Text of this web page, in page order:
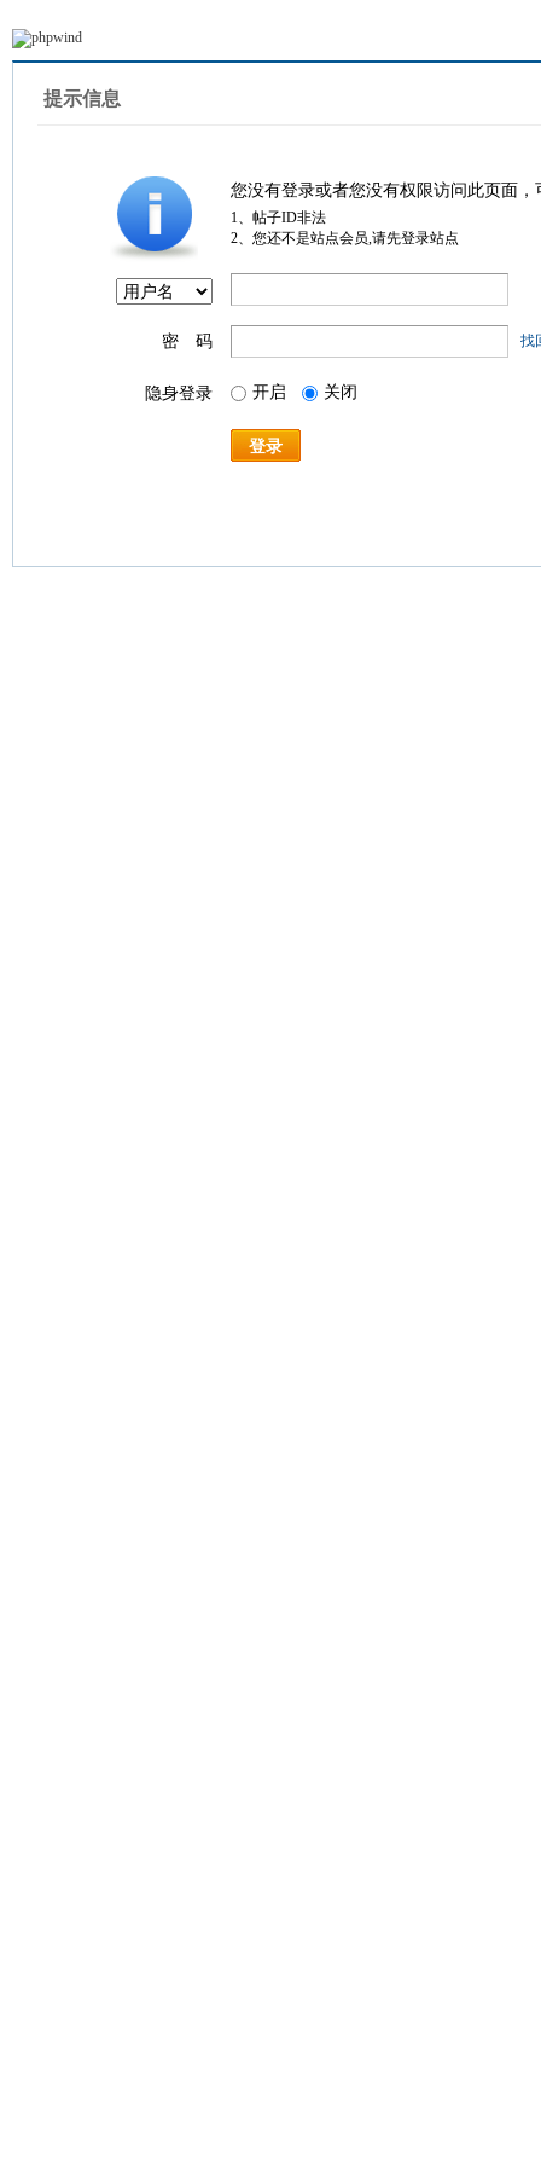
提示信息
您没有登录或者您没有权限访问此页面
1、帖子ID非法
2、您还不是站点会员,请先登录站点
密 码 找
隐身登录 开启 关闭
登录